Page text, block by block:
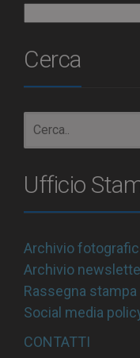
Cerca
Ufficio
Archivio
Archivio
Rassegna stampa
Social media
CONTATTI